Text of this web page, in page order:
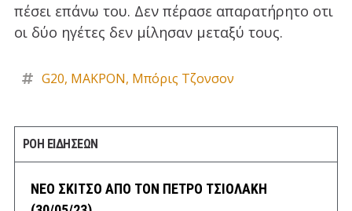
πέσει επάνω του. Δεν πέρασε απαρατήρητο οτι
οι δύο ηγέτες δεν μίλησαν μεταξύ τους.
G20, ΜΑΚΡΟΝ, Μπόρις Τζονσον
ΡΟΗ ΕΙΔΗΣΕΩΝ
ΝΕΟ ΣΚΙΤΣΟ ΑΠΟ ΤΟΝ ΠΕΤΡΟ ΤΣΙΟΛΑΚΗ